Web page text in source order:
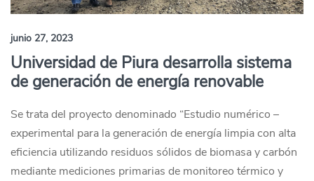
junio 27, 2023
Universidad de Piura desarrolla sistema
de generación de energía renovable
Se trata del proyecto denominado “Estudio numérico –
experimental para la generación de energía limpia con alta
eficiencia utilizando residuos sólidos de biomasa y carbón
mediante mediciones primarias de monitoreo térmico y